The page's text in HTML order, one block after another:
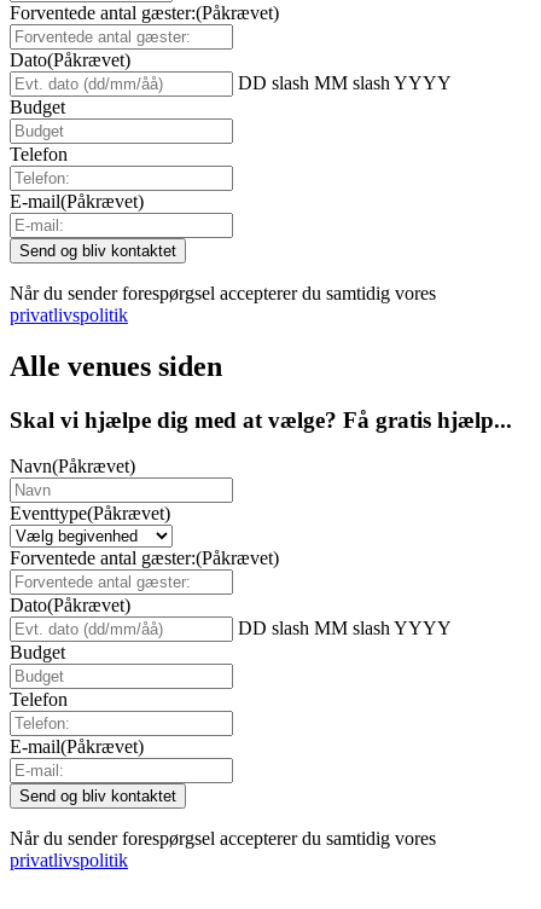
Forventede antal gæster:(Påkrævet)
Dato(Påkrævet)
DD slash MM slash YYYY
Budget
Telefon
E-mail(Påkrævet)
Når du sender forespørgsel accepterer du samtidig vores
privatlivspolitik
Alle venues siden
Skal vi hjælpe dig med at vælge? Få gratis hjælp...
Navn(Påkrævet)
Eventtype(Påkrævet)
Forventede antal gæster:(Påkrævet)
Dato(Påkrævet)
DD slash MM slash YYYY
Budget
Telefon
E-mail(Påkrævet)
Når du sender forespørgsel accepterer du samtidig vores
privatlivspolitik